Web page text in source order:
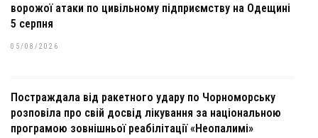
ворожої атаки по цивільному підприємству на Одещині
5 серпня
05/08/2026
Постраждала від ракетного удару по Чорноморську
розповіла про свій досвід лікування за національною
програмою зовнішньої реабілітації «Неопалимі»